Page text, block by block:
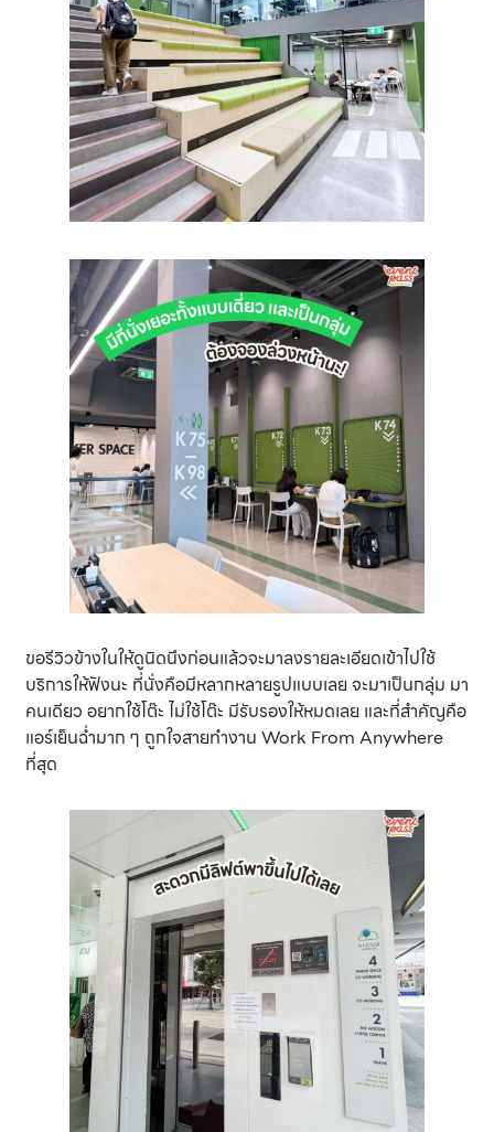
ขอรีวิวข้างในให้ดูนิดนึงก่อนแล้วจะมาลงรายละเอียดเข้าไปใช้
บริการให้ฟังนะ ที่นั่งคือมีหลากหลายรูปแบบเลย จะมาเป็นกลุ่ม มา
คนเดียว อยากใช้โต๊ะ ไม่ใช้โต๊ะ มีรับรองให้หมดเลย และที่สำคัญคือ
แอร์เย็นฉ่ำมาก ๆ ถูกใจสายทำงาน Work From Anywhere
ที่สุด